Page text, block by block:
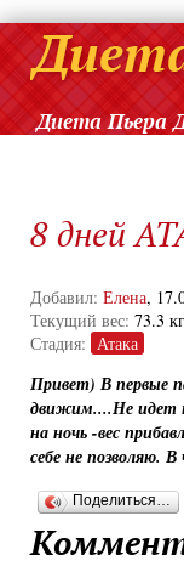
Диета Пьера
8 дней
Добавил: Елена,
Текущий вес: 73.3 кг
Стадия: Атака
Привет) В первые
движим....Не идет
на ночь -вес
себе не позволяю.
Поделиться…